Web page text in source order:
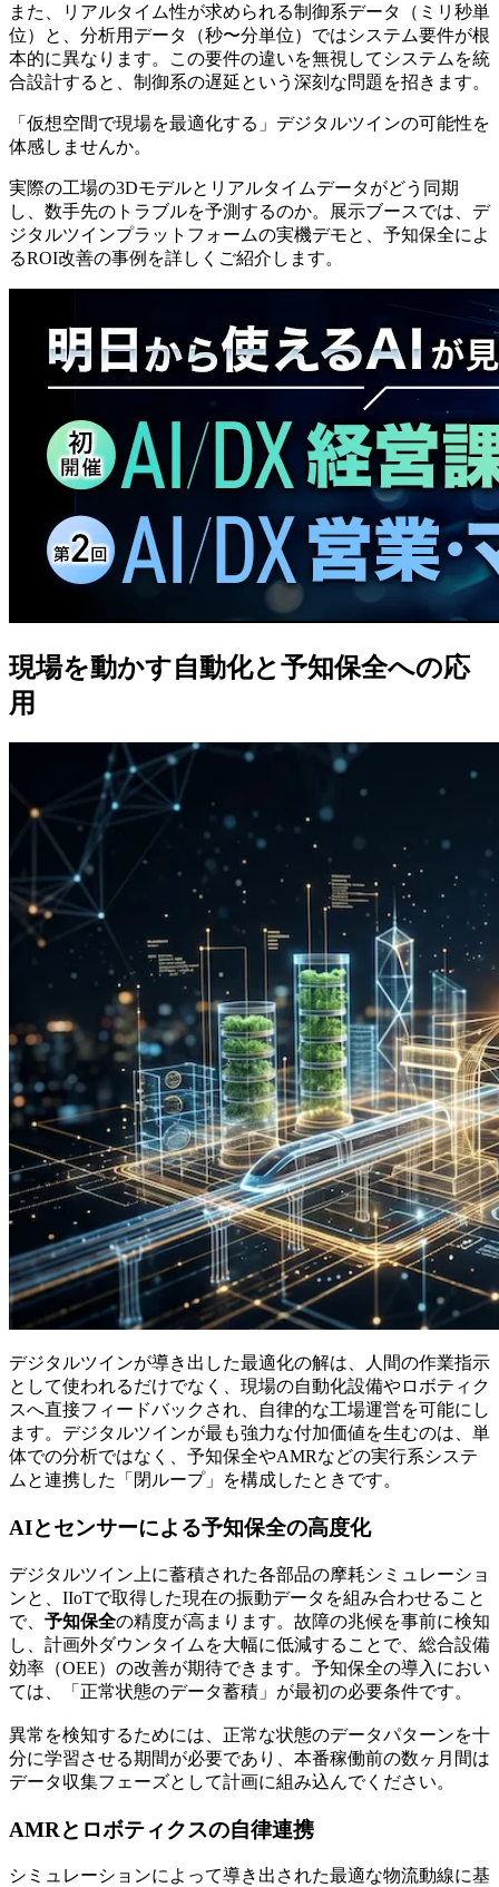
また、リアルタイム性が求められる制御系データ（ミリ秒単
位）と、分析用データ（秒〜分単位）ではシステム要件が根
本的に異なります。この要件の違いを無視してシステムを統
合設計すると、制御系の遅延という深刻な問題を招きます。
「仮想空間で現場を最適化する」デジタルツインの可能性を
体感しませんか。
実際の工場の3Dモデルとリアルタイムデータがどう同期
し、数手先のトラブルを予測するのか。展示ブースでは、デ
ジタルツインプラットフォームの実機デモと、予知保全によ
るROI改善の事例を詳しくご紹介します。
現場を動かす自動化と予知保全への応
用
デジタルツインが導き出した最適化の解は、人間の作業指示
として使われるだけでなく、現場の自動化設備やロボティク
スへ直接フィードバックされ、自律的な工場運営を可能にし
ます。デジタルツインが最も強力な付加価値を生むのは、単
体での分析ではなく、予知保全やAMRなどの実行系システ
ムと連携した「閉ループ」を構成したときです。
AIとセンサーによる予知保全の高度化
デジタルツイン上に蓄積された各部品の摩耗シミュレーショ
ンと、IIoTで取得した現在の振動データを組み合わせること
で、 予知保全の精度が高まります。故障の兆候を事前に検知
し、計画外ダウンタイムを大幅に低減することで、総合設備
効率（OEE）の改善が期待できます。予知保全の導入におい
ては、「正常状態のデータ蓄積」が最初の必要条件です。
異常を検知するためには、正常な状態のデータパターンを十
分に学習させる期間が必要であり、本番稼働前の数ヶ月間は
データ収集フェーズとして計画に組み込んでください。
AMRとロボティクスの自律連携
シミュレーションによって導き出された最適な物流動線に基